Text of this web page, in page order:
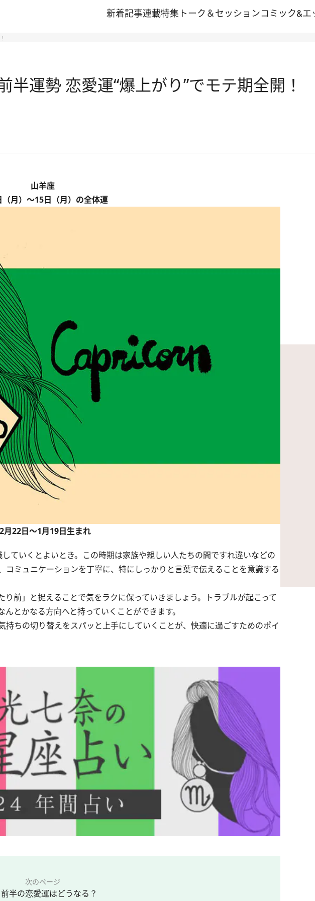
新着記事連載特集 トーク＆セッションコミック&エ
運勢 恋愛運“爆上がり”でモテ期全開！
山羊座
（月）～15日（月）の全体運
月22日～1月19日生まれ
いくとよいとき。この時期は家族や親しい人たちの間ですれ違いなどの
ミュニケーションを丁寧に、特にしっかりと言葉で伝えることを意識する
前」と捉えることで気をラクに保っていきましょう。トラブルが起こって
とかなる方向へと持っていくことができます。
ちの切り替えをスパッと上手にしていくことが、快適に過ごすためのポイ
次のページ
半の恋愛運はどうなる？